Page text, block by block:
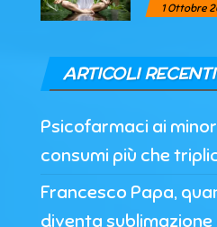
1 Ottobre
ARTICOLI RECENTI
Psicofarmaci ai
consumi più che
Francesco Papa,
diventa sublimazione